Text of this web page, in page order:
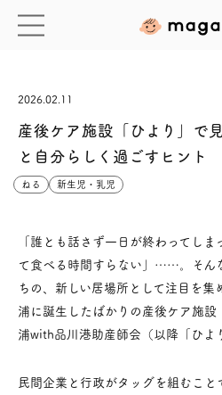
2026.02.11
産後ケア施設「ひより」で
と自分らしく過ごすヒント
ねる 新生児・乳児
「誰とも話さず一日が終わってし
て食べる時間すらない」……。そん
ちの、新しい居場所として注目を
浦に誕生したばかりの産後ケア施設
浦with品川港助産師会（以降「ひよ
民間企業と行政がタッグを組むこ